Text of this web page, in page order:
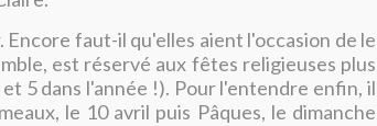
Encore faut-il qu'elles aient l'occasion de le
est réservé aux fêtes religieuses plus
5 dans l'année !). Pour l'entendre enfin, il
le 10 avril puis Pâques, le dimanche